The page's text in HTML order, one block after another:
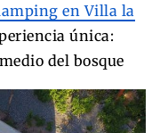
en Villa la
única:
del bosque